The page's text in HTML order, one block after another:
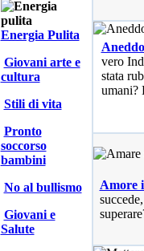
Energia Pulita
Giovani arte e
cultura
Stili di vita
Pronto
soccorso
bambini
No al bullismo
Giovani e
Salute
vero
stata
umani?
Amore